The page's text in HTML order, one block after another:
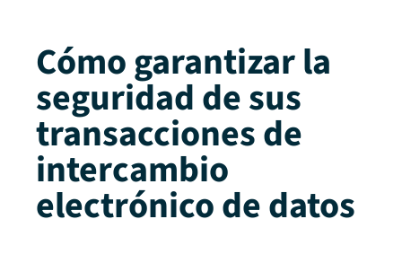
Cómo garantizar la
seguridad de sus
transacciones de
intercambio
electrónico de datos